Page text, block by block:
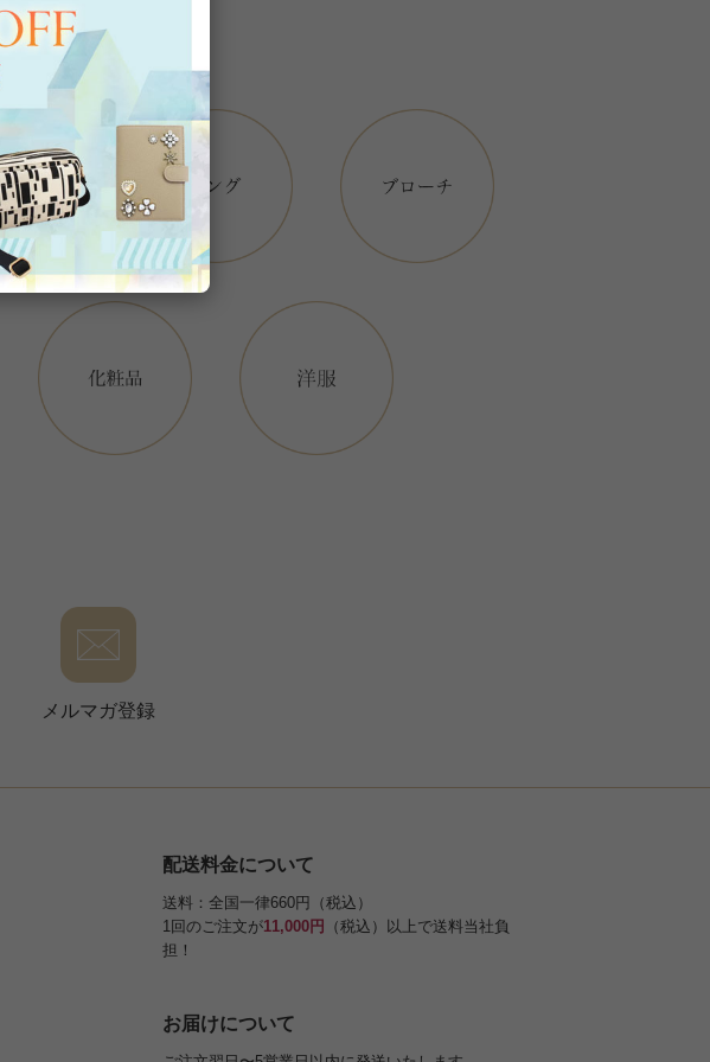
メルマガ登録
配送料金について
送料：全国一律660円（税込）
1回のご注文が11,000円
（税込）以上で送料当社負
担！
お届けについて